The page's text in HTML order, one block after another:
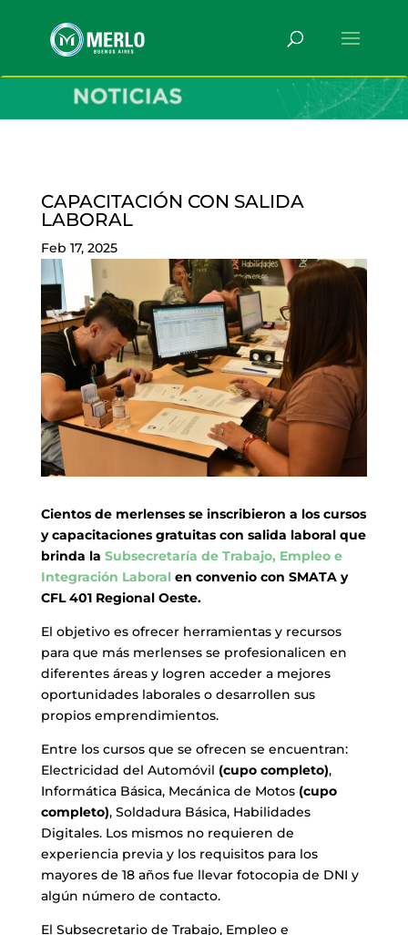
CAPACITACIÓN CON SALIDA
LABORAL
Feb 17, 2025
Cientos de merlenses se inscribieron a los cursos
y capacitaciones gratuitas con salida laboral que
brinda la Subsecretaría de Trabajo, Empleo e
Integración Laboralen convenio con SMATA y
CFL 401 Regional Oeste.
El objetivo es ofrecer herramientas y recursos
para que más merlenses se profesionalicen en
diferentes áreas y logren acceder a mejores
oportunidades laborales o desarrollen sus
propios emprendimientos.
Entre los cursos que se ofrecen se encuentran:
Electricidad del Automóvil (cupo completo),
Informática Básica, Mecánica de Motos (cupo
completo), Soldadura Básica, Habilidades
Digitales. Los mismos no requieren de
experiencia previa y los requisitos para los
mayores de 18 años fue llevar fotocopia de DNI y
algún número de contacto.
El Subsecretario de Trabajo, Empleo e